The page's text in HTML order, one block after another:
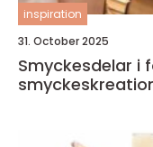
inspiration
31. October 2025
Smyckesdelar i